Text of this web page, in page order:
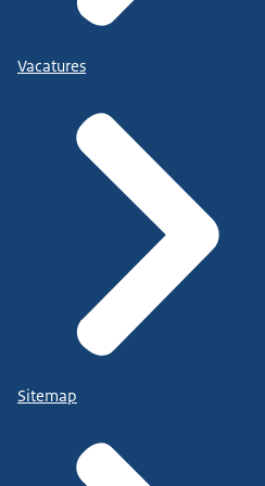
Vacatures
Sitemap